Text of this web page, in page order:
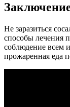
Не заразиться
способы лечения
соблюдение всем
прожаренная еда